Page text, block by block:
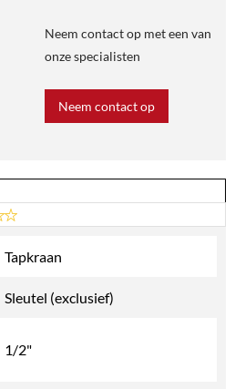
Neem contact op met een van
onze specialisten
Neem contact op
Tapkraan
Sleutel (exclusief)
1/2"